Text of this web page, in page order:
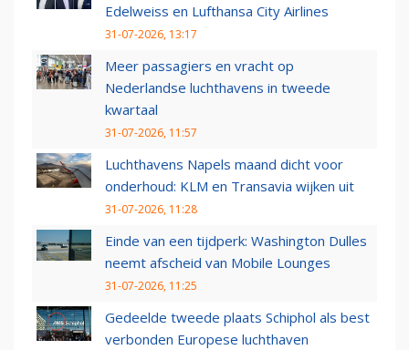
Edelweiss en Lufthansa City Airlines
31-07-2026, 13:17
Meer passagiers en vracht op
Nederlandse luchthavens in tweede
kwartaal
31-07-2026, 11:57
Luchthavens Napels maand dicht voor
onderhoud: KLM en Transavia wijken uit
31-07-2026, 11:28
Einde van een tijdperk: Washington Dulles
neemt afscheid van Mobile Lounges
31-07-2026, 11:25
Gedeelde tweede plaats Schiphol als best
verbonden Europese luchthaven